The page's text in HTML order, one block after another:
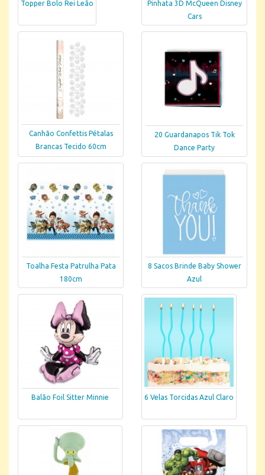
Topper Bolo Rei Leão
Pinhata 3D McQueen Disney
Cars
Canhão Confettis Pétalas
Brancas Tecido 60cm
20 Guardanapos Tik Tok
Dance Party
Toalha Festa Patrulha Pata
180cm
8 Sacos Brinde Baby Shower
Azul
Balão Foil Sitter Minnie 6 Velas Torcidas Azul Claro